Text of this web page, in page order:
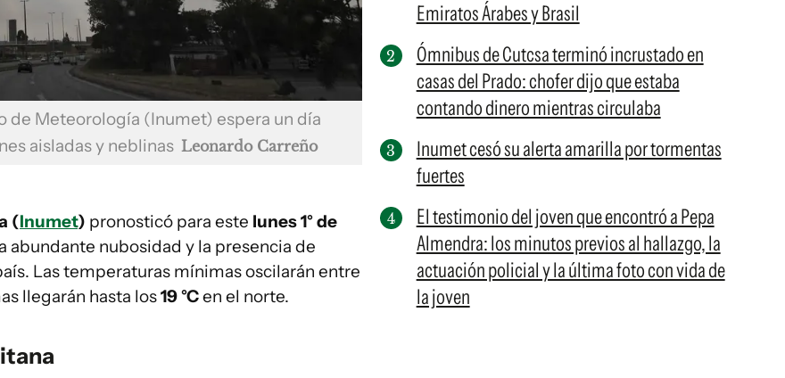
de Meteorología (Inumet) espera un día
aisladas y neblinas Leonardo Carreño
(Inumet) pronosticó para este lunes 1° de
abundante nubosidad y la presencia de
Las temperaturas mínimas oscilarán entre
llegarán hasta los19 °Cen el norte.
Emiratos Árabes y Brasil
Ómnibus de Cutcsa terminó incrustado en
casas del Prado: chofer dijo que estaba
contando dinero mientras circulaba
Inumet cesó su alerta amarilla por tormentas
fuertes
El testimonio del joven que encontró a Pepa
Almendra: los minutos previos al hallazgo, la
actuación policial y la última foto con vida de
la joven